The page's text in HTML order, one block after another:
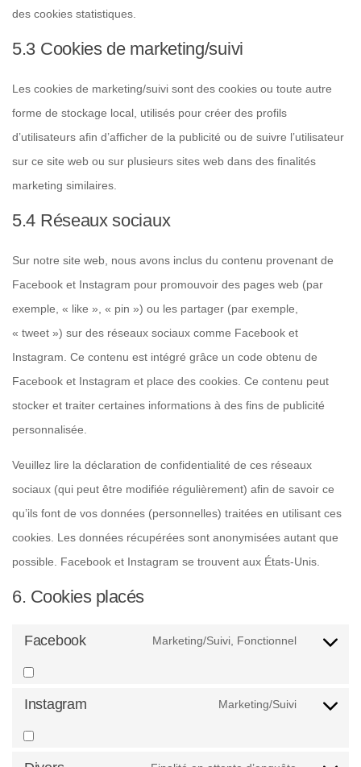
des cookies statistiques.
5.3 Cookies de marketing/suivi
Les cookies de marketing/suivi sont des cookies ou toute autre
forme de stockage local, utilisés pour créer des profils
d’utilisateurs afin d’afficher de la publicité ou de suivre l’utilisateur
sur ce site web ou sur plusieurs sites web dans des finalités
marketing similaires.
5.4 Réseaux sociaux
Sur notre site web, nous avons inclus du contenu provenant de
Facebook et Instagram pour promouvoir des pages web (par
exemple, « like », « pin ») ou les partager (par exemple,
« tweet ») sur des réseaux sociaux comme Facebook et
Instagram. Ce contenu est intégré grâce un code obtenu de
Facebook et Instagram et place des cookies. Ce contenu peut
stocker et traiter certaines informations à des fins de publicité
personnalisée.
Veuillez lire la déclaration de confidentialité de ces réseaux
sociaux (qui peut être modifiée régulièrement) afin de savoir ce
qu’ils font de vos données (personnelles) traitées en utilisant ces
cookies. Les données récupérées sont anonymisées autant que
possible. Facebook et Instagram se trouvent aux États-Unis.
6. Cookies placés
Facebook Marketing/Suivi, Fonctionnel
service
Instagram Marketing/Suivi
service